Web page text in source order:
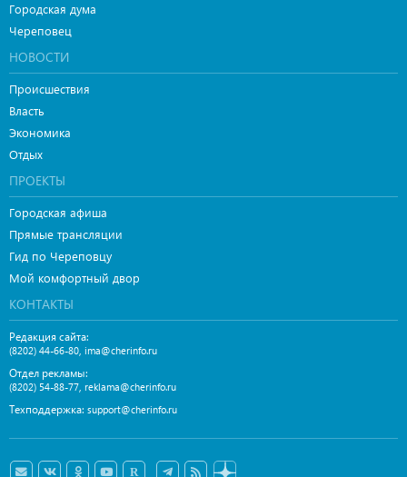
Городская дума
Череповец
НОВОСТИ
Происшествия
Власть
Экономика
Отдых
ПРОЕКТЫ
Городская афиша
Прямые трансляции
Гид по Череповцу
Мой комфортный двор
КОНТАКТЫ
Редакция сайта:
(8202) 44-66-80, ima@cherinfo.ru
Отдел рекламы:
(8202) 54-88-77, reklama@cherinfo.ru
Техподдержка: support@cherinfo.ru